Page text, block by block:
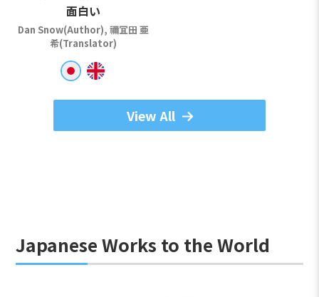
面白い
Dan Snow(Author), 禰冝田 亜
希(Translator)
View All
Japanese Works to the World